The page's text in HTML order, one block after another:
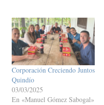
Corporación Creciendo Juntos
Quindío
03/03/2025
En «Manuel Gómez Sabogal»